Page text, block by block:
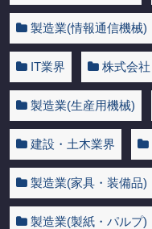
製造業(情報通信機械)
IT業界 株式会社
製造業(生産用機械)
建設・土木業界
製造業(家具・装備品)
製造業(製紙・パルプ)